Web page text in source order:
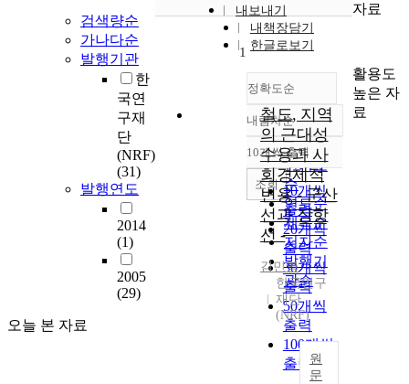
검색량순
가나다순
발행기관
한
국연
구재
단
(NRF)
(31)
발행연도
2014
(1)
2005
(29)
오늘 본 자료
내보내기
내책장담기
한글로보기
정확도순
정확도
순
인기도
순
연도순
제목순
저자순
발행기
관순
내림차순
내림차순
10개씩 출력
10개씩
출력
20개씩
출력
30개씩
출력
50개씩
출력
100개씩
출력
조회
1
철도, 지역
의 근대성
수용과 사
회경제적
변용 - 군산
선과 장항
선 -
김민영
한국연구
재단
(NRF)
원
문
자료
활용도
높은 자
료